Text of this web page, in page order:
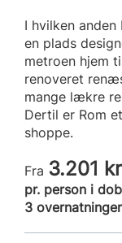
I hvilken
en plads
metroen hjem
renoveret
mange lækre
Dertil er Rom
shoppe.
Fra 3.201
pr. person i
3